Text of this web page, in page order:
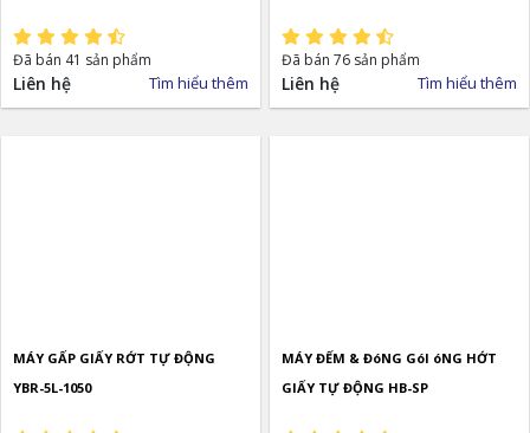
Đã bán 41 sản phẩm
Liên hệ Tìm hiểu thêm
Đã bán 76 sản phẩm
Liên hệ Tìm hiểu thêm
MÁY GẤP GIẤY RỚT TỰ ĐỘNG
YBR-5L-1050
MÁY ĐẾM & ĐóNG GóI óNG HỚT
GIẤY TỰ ĐỘNG HB-SP